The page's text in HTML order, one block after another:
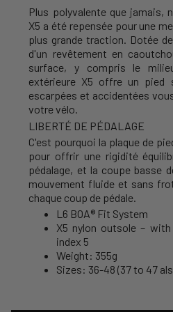
Plus polyvalente que jamais,
X5 a été repensée pour une
plus grande traction. Dotée
d'un revêtement en
surface, y compris le
extérieure X5 offre un pied
escarpées et accidentées
votre vélo.
LIBERTÉ DE PÉDALAGE
C'est pourquoi la plaque de
pour offrir une rigidité
pédalage, et la coupe basse
mouvement fluide et sans
chaque coup de pédale.
L6 BOA® Fit System
X5 nylon outsole –
index 5
Weight: 355g
Sizes: 36-48 (37 to 47